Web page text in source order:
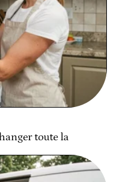
toute la